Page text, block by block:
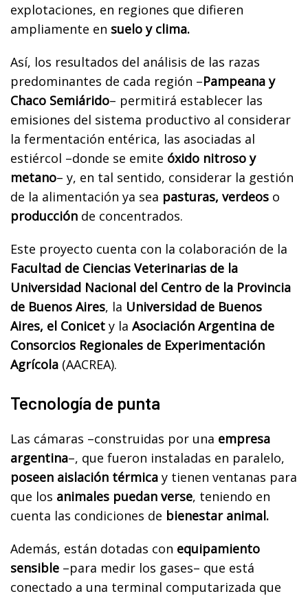
explotaciones, en regiones que difieren
ampliamente en suelo y clima.
Así, los resultados del análisis de las razas
predominantes de cada región –Pampeana y
Chaco Semiárido– permitirá establecer las
emisiones del sistema productivo al considerar
la fermentación entérica, las asociadas al
estiércol –donde se emite óxido nitroso y
metano– y, en tal sentido, considerar la gestión
de la alimentación ya sea pasturas, verdeos o
producción de concentrados.
Este proyecto cuenta con la colaboración de la
Facultad de Ciencias Veterinarias de la
Universidad Nacional del Centro de la Provincia
de Buenos Aires, la Universidad de Buenos
Aires, el Conicet y la Asociación Argentina de
Consorcios Regionales de Experimentación
Agrícola (AACREA).
Tecnología de punta
Las cámaras –construidas por una empresa
argentina–, que fueron instaladas en paralelo,
poseen aislación térmica y tienen ventanas para
que los animales puedan verse, teniendo en
cuenta las condiciones de bienestar animal.
Además, están dotadas con equipamiento
sensible –para medir los gases– que está
conectado a una terminal computarizada que